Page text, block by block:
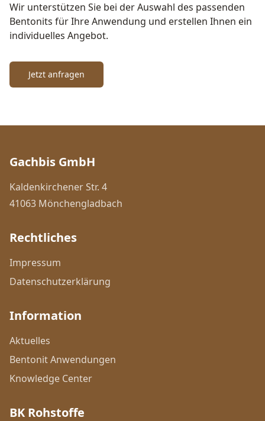
Wir unterstützen Sie bei der Auswahl des passenden
Bentonits für Ihre Anwendung und erstellen Ihnen ein
individuelles Angebot.
Jetzt anfragen
Gachbis GmbH
Kaldenkirchener Str. 4
41063 Mönchengladbach
Rechtliches
Impressum
Datenschutzerklärung
Information
Aktuelles
Bentonit Anwendungen
Knowledge Center
BK Rohstoffe